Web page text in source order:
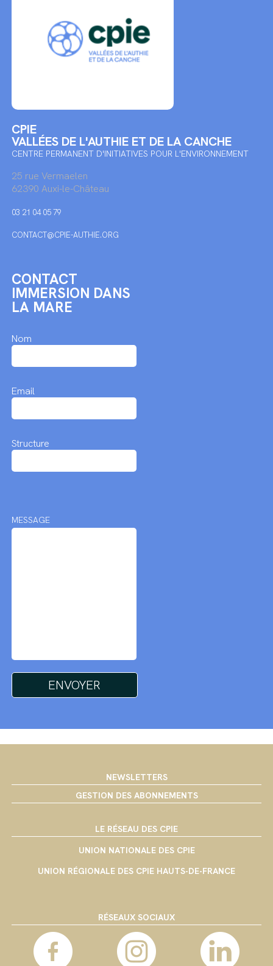
CPIE
VALLÉES DE L'AUTHIE ET DE LA CANCHE
CENTRE PERMANENT D'INITIATIVES POUR L'ENVIRONNEMENT
25 rue Vermaelen
62390 Auxi-le-Château
03 21 04 05 79
CONTACT@CPIE-AUTHIE.ORG
CONTACT
IMMERSION DANS
LA MARE
Nom
Email
Structure
MESSAGE
NEWSLETTERS
GESTION DES ABONNEMENTS
LE RÉSEAU DES CPIE
UNION NATIONALE DES CPIE
UNION RÉGIONALE DES CPIE HAUTS-DE-FRANCE
RÉSEAUX SOCIAUX